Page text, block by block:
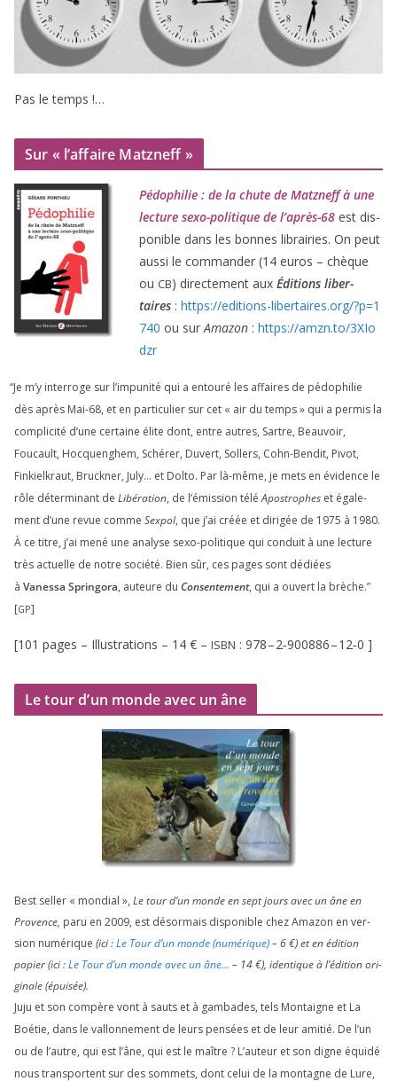
Pas le temps !…
Sur « l’affaire Matzneff »
Pédophilie : de la chute de Matzneff à une
lec­ture sexo-poli­tique de l’après-68 est dis­
po­nible dans les bonnes librai­ries. On peut
aus­si le com­man­der (14 euros – chèque
ou CB) direc­te­ment aux Éditions liber­
taires : https://​edi​tions​-liber​taires​.org/​?​p​=​1
740 ou sur Amazon : https://​amzn​.to/​3​X​I​o​
dzr
“Je m’y inter­roge sur l’impunité qui a entou­ré les affaires de pédo­phi­lie
dès après Mai-68, et en par­ti­cu­lier sur cet « air du temps » qui a per­mis la
com­pli­ci­té d’une cer­taine élite dont, entre autres, Sartre, Beauvoir,
Foucault, Hocquenghem, Schérer, Duvert, Sollers, Cohn-Bendit, Pivot,
Finkielkraut, Bruckner, July… et Dolto. Par là-même, je mets en évi­dence le
rôle déter­mi­nant de Libération, de l’émission téléApostrophes et éga­le­
ment d’une revue comme Sexpol, que j’ai créée et diri­gée de 1975 à 1980.
À ce titre, j’ai mené une ana­lyse sexo-poli­tique qui conduit à une lec­ture
très actuelle de notre socié­té. Bien sûr, ces pages sont dédiées
à Vanessa Springora, auteure du Consentement, qui a ouvert la brèche.”
[GP]
[101 pages – Illustrations – 14 € – ISBN : 978–2‑900886–12‑0 ]
Le tour d’un monde avec un âne
Best sel­ler « mon­dial », Le tour d’un monde en sept jours avec un âne en
Provence, paru en 2009, est désor­mais dis­po­nible chez Amazon en ver­
sion numé­rique (ici :Le Tour d’un monde (numé­rique)–6€) et en édi­tion
papier (ici :Le Tour d’un monde avec un âne… – 14€), iden­tique à l’é­di­tion ori­
gi­nale (épui­sée).
Juju et son com­père vont à sauts et à gam­bades, tels Montaigne et La
Boétie, dans le val­lon­ne­ment de leurs pen­sées et de leur ami­tié. De l’un
ou de l’autre, qui est l’âne, qui est le maître ? L’auteur et son digne équi­dé
nous trans­portent sur des som­mets, dont celui de la mon­tagne de Lure,